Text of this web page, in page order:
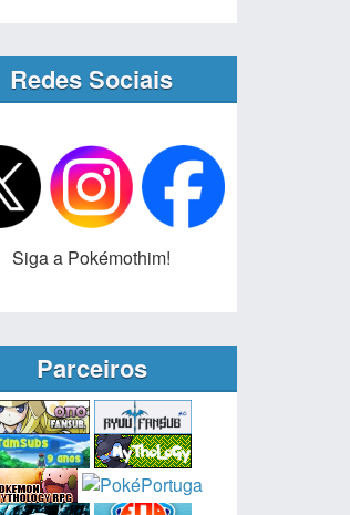
Redes Sociais
Siga a Pokémothim!
Parceiros